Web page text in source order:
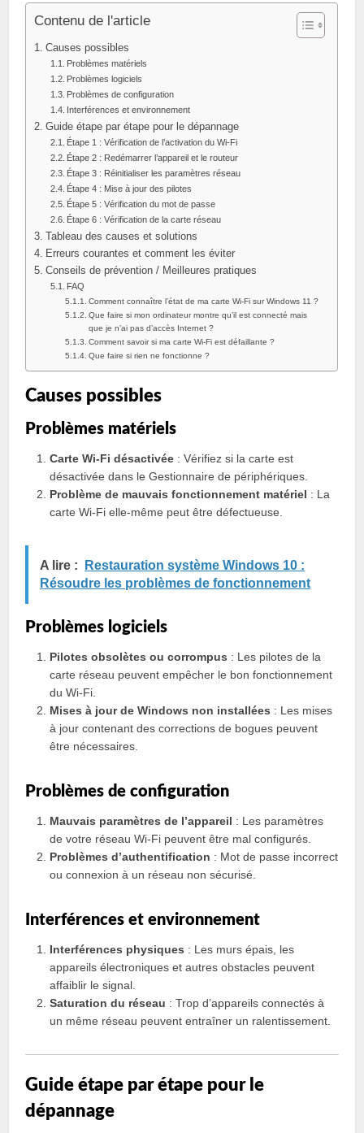
Contenu de l'article
Causes possibles
Problèmes matériels
Problèmes logiciels
Problèmes de configuration
Interférences et environnement
Guide étape par étape pour le dépannage
Étape 1 : Vérification de l’activation du Wi-Fi
Étape 2 : Redémarrer l’appareil et le routeur
Étape 3 : Réinitialiser les paramètres réseau
Étape 4 : Mise à jour des pilotes
Étape 5 : Vérification du mot de passe
Étape 6 : Vérification de la carte réseau
Tableau des causes et solutions
Erreurs courantes et comment les éviter
Conseils de prévention / Meilleures pratiques
FAQ
Comment connaître l’état de ma carte Wi-Fi sur Windows 11 ?
Que faire si mon ordinateur montre qu’il est connecté mais
que je n’ai pas d’accès Internet ?
Comment savoir si ma carte Wi-Fi est défaillante ?
Que faire si rien ne fonctionne ?
Causes possibles
Problèmes matériels
Carte Wi-Fi désactivée : Vérifiez si la carte est
désactivée dans le Gestionnaire de périphériques.
Problème de mauvais fonctionnement matériel : La
carte Wi-Fi elle-même peut être défectueuse.
A lire :
Restauration système Windows 10 :
Résoudre les problèmes de fonctionnement
Problèmes logiciels
Pilotes obsolètes ou corrompus : Les pilotes de la
carte réseau peuvent empêcher le bon fonctionnement
du Wi-Fi.
Mises à jour de Windows non installées : Les mises
à jour contenant des corrections de bogues peuvent
être nécessaires.
Problèmes de configuration
Mauvais paramètres de l’appareil : Les paramètres
de votre réseau Wi-Fi peuvent être mal configurés.
Problèmes d’authentification : Mot de passe incorrect
ou connexion à un réseau non sécurisé.
Interférences et environnement
Interférences physiques : Les murs épais, les
appareils électroniques et autres obstacles peuvent
affaiblir le signal.
Saturation du réseau : Trop d’appareils connectés à
un même réseau peuvent entraîner un ralentissement.
Guide étape par étape pour le
dépannage